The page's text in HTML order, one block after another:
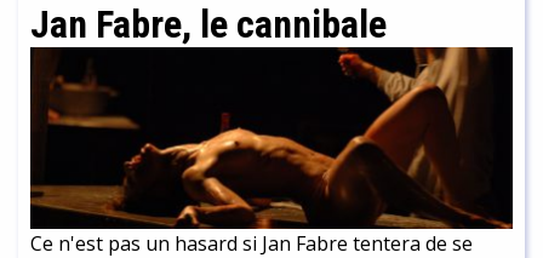
Jan Fabre, le cannibale
Ce n'est pas un hasard si Jan Fabre tentera de se